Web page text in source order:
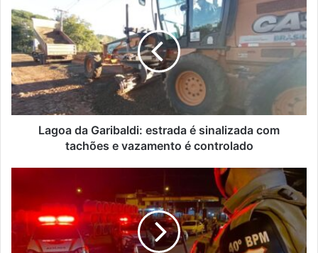
da
Garibaldi:
estrada
é
sinalizada
com
tachões
e
vazamentoLagoa da Garibaldi: estrada é sinalizada com
tachões e vazamento é controlado
realiza
Operação
Sossego